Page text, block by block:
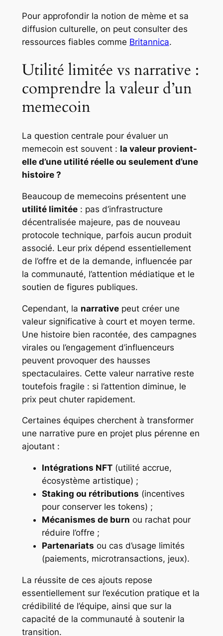
Pour approfondir la notion de mème et sa
diffusion culturelle, on peut consulter des
ressources fiables comme Britannica.
Utilité limitée vs narrative :
comprendre la valeur d’un
memecoin
La question centrale pour évaluer un
memecoin est souvent : la valeur provient-
elle d’une utilité réelle ou seulement d’une
histoire ?
Beaucoup de memecoins présentent une
utilité limitée: pas d’infrastructure
décentralisée majeure, pas de nouveau
protocole technique, parfois aucun produit
associé. Leur prix dépend essentiellement
de l’offre et de la demande, influencée par
la communauté, l’attention médiatique et le
soutien de figures publiques.
Cependant, la narrativepeut créer une
valeur significative à court et moyen terme.
Une histoire bien racontée, des campagnes
virales ou l’engagement d’influenceurs
peuvent provoquer des hausses
spectaculaires. Cette valeur narrative reste
toutefois fragile : si l’attention diminue, le
prix peut chuter rapidement.
Certaines équipes cherchent à transformer
une narrative pure en projet plus pérenne en
ajoutant :
Intégrations NFT(utilité accrue,
écosystème artistique) ;
Staking ou rétributions (incentives
pour conserver les tokens) ;
Mécanismes de burn ou rachat pour
réduire l’offre ;
Partenariats ou cas d’usage limités
(paiements, microtransactions, jeux).
La réussite de ces ajouts repose
essentiellement sur l’exécution pratique et la
crédibilité de l’équipe, ainsi que sur la
capacité de la communauté à soutenir la
transition.